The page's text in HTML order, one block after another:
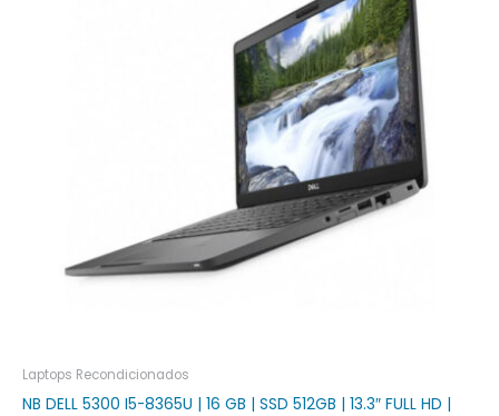
Laptops Recondicionados
NB DELL 5300 I5-8365U | 16 GB | SSD 512GB | 13.3″ FULL HD |